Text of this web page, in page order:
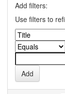
Add filters:
Use filters to